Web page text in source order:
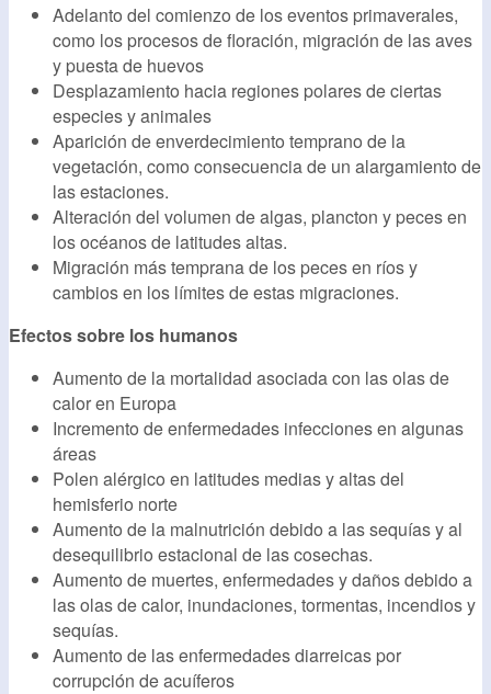
Adelanto del comienzo de los eventos primaverales,
como los procesos de floración, migración de las aves
y puesta de huevos
Desplazamiento hacia regiones polares de ciertas
especies y animales
Aparición de enverdecimiento temprano de la
vegetación, como consecuencia de un alargamiento de
las estaciones.
Alteración del volumen de algas, plancton y peces en
los océanos de latitudes altas.
Migración más temprana de los peces en ríos y
cambios en los límites de estas migraciones.
Efectos sobre los humanos
Aumento de la mortalidad asociada con las olas de
calor en Europa
Incremento de enfermedades infecciones en algunas
áreas
Polen alérgico en latitudes medias y altas del
hemisferio norte
Aumento de la malnutrición debido a las sequías y al
desequilibrio estacional de las cosechas.
Aumento de muertes, enfermedades y daños debido a
las olas de calor, inundaciones, tormentas, incendios y
sequías.
Aumento de las enfermedades diarreicas por
corrupción de acuíferos